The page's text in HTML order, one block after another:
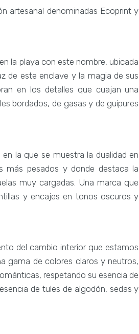
artesanal denominadas Ecoprint y
la playa con este nombre, ubicada
de este enclave y la magia de sus
en los detalles que cuajan una
bordados, de gasas y de guipures
en la que se muestra la dualidad en
más pesados y donde destaca la
muy cargadas. Una marca que
y encajes en tonos oscuros y
del cambio interior que estamos
gama de colores claros y neutros,
respetando su esencia de
de tules de algodón, sedas y